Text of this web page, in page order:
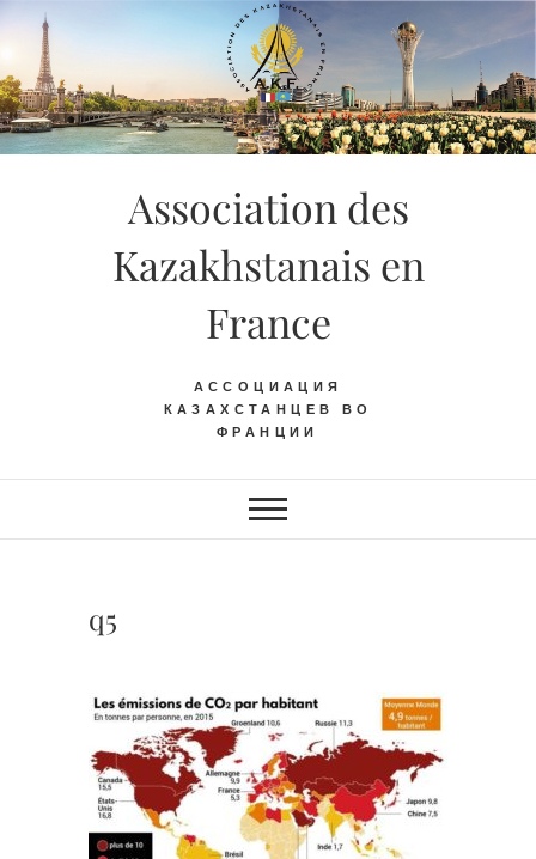
Skip
content
Association des
Kazakhstanais en
France
АССОЦИАЦИЯ
КАЗАХСТАНЦЕВ ВО
ФРАНЦИИ
q5